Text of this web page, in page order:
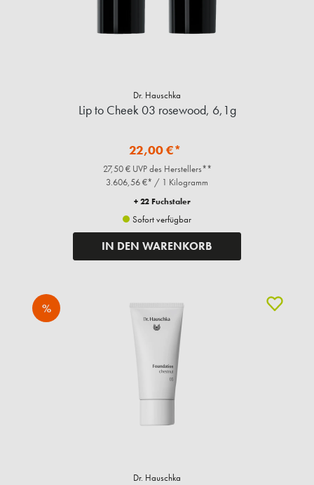
Dr. Hauschka
Lip to Cheek 03 rosewood, 6,1g
22,00 €*
27,50 € UVP des Herstellers**
3.606,56 €* / 1 Kilogramm
+ 22 Fuchstaler
Sofort verfügbar
IN DEN WARENKORB
%
Dr. Hauschka